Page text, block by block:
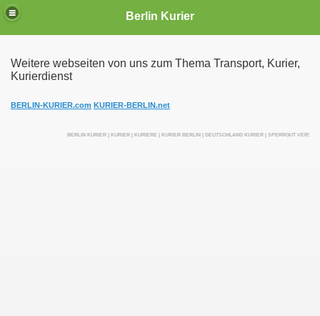
Berlin Kurier
Weitere webseiten von uns zum Thema Transport, Kurier,
Kurierdienst
BERLIN-KURIER.com KURIER-BERLIN.net
BERLIN KURIER | KURIER | KURIERE | KURIER BERLIN | DEUTSCHLAND KURIER | SPERRGUT